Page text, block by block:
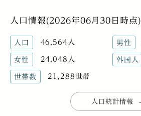
人口情報(2026年06月30日時点)
人口 46,564人 男性
女性 24,048人 外国人
世帯数 21,288世帯
人口統計情報